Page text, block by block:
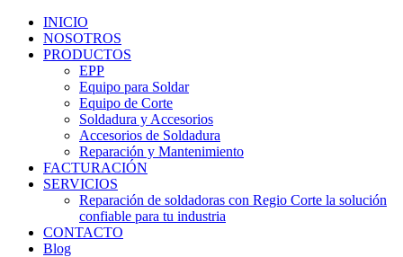
INICIO
NOSOTROS
PRODUCTOS
EPP
Equipo para Soldar
Equipo de Corte
Soldadura y Accesorios
Accesorios de Soldadura
Reparación y Mantenimiento
FACTURACIÓN
SERVICIOS
Reparación de soldadoras con Regio Corte la solución
confiable para tu industria
CONTACTO
Blog